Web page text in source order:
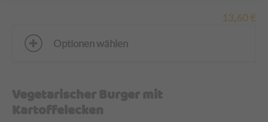
13,60 €
Optionen wählen
Vegetarischer Burger mit
Kartoffelecken